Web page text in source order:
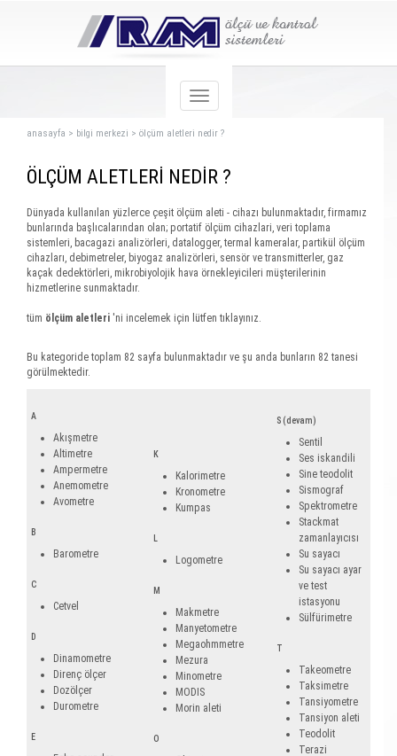
anasayfa > bilgi merkezi > ölçüm aletleri nedir ?
ÖLÇÜM ALETLERİ NEDİR ?
Dünyada kullanılan yüzlerce çeşit ölçüm aleti - cihazı bulunmaktadır, firmamız
bunlarında başlıcalarından olan; portati̇f ölçüm ci̇hazlari, veri̇ toplama
si̇stemleri̇, bacagazi anali̇zörleri̇, datalogger, termal kameralar, parti̇kül ölçüm
ci̇hazları, debi̇metreler, bi̇yogaz anali̇zörleri̇, sensör ve transmi̇tterler, gaz
kaçak dedektörleri̇, mi̇krobi̇yoloji̇k hava örnekleyi̇ci̇leri müşterilerinin
hizmetlerine sunmaktadır.
tüm ölçüm aletleri 'ni incelemek için lütfen tıklayınız.
Bu kategoride toplam 82 sayfa bulunmaktadır ve şu anda bunların 82 tanesi
görülmektedir.
A
Akışmetre
Altimetre
Ampermetre
Anemometre
Avometre
B
Barometre
C
Cetvel
D
Dinamometre
Direnç ölçer
Dozölçer
Durometre
E
K
Kalorimetre
Kronometre
Kumpas
Logometre
M
Makmetre
Manyetometre
Megaohmmetre
Mezura
Minometre
MODIS
Morin aleti
O
S (devam)
Sentil
Ses iskandili
Sine teodolit
Sismograf
Spektrometre
Stackmat
zamanlayıcısı
Su sayacı
Su sayacı ayar
ve test
istasyonu
Sülfürimetre
T
Takeometre
Taksimetre
Tansiyometre
Tansiyon aleti
Teodolit
Terazi